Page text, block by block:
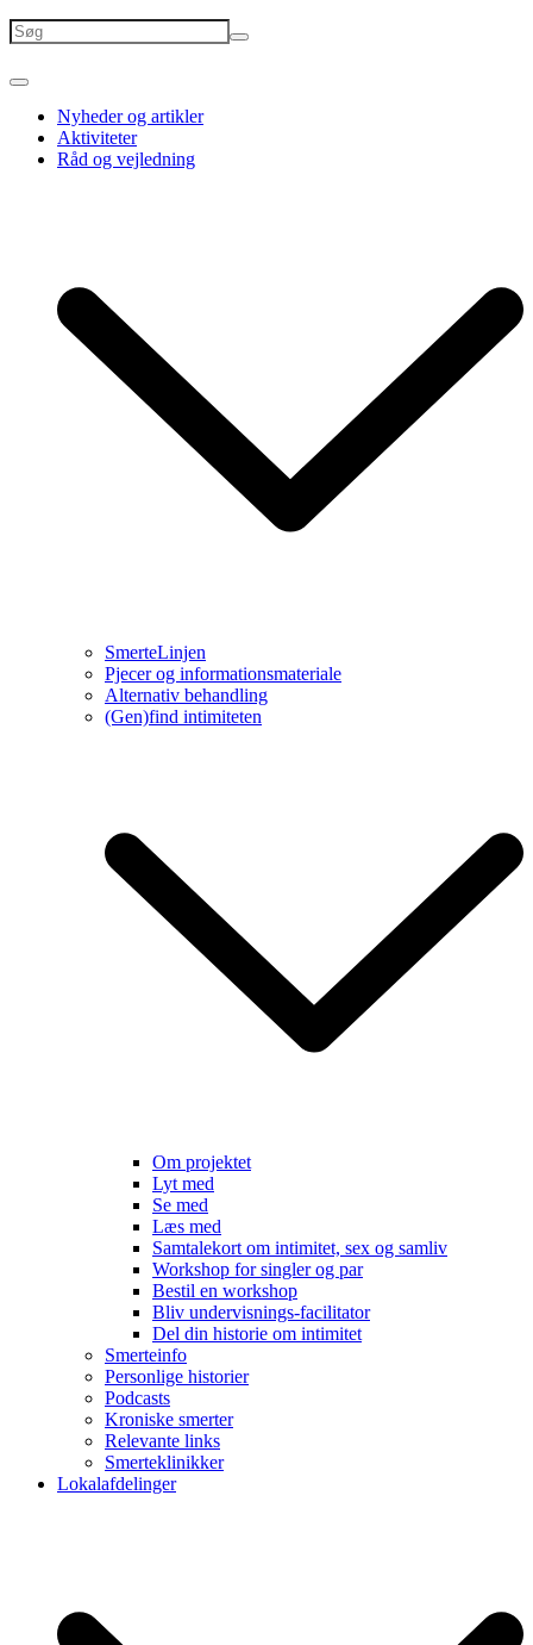
Nyheder og artikler
Aktiviteter
Råd og vejledning
SmerteLinjen
Pjecer og informationsmateriale
Alternativ behandling
(Gen)find intimiteten
Om projektet
Lyt med
Se med
Læs med
Samtalekort om intimitet, sex og samliv
Workshop for singler og par
Bestil en workshop
Bliv undervisnings-facilitator
Del din historie om intimitet
Smerteinfo
Personlige historier
Podcasts
Kroniske smerter
Relevante links
Smerteklinikker
Lokalafdelinger